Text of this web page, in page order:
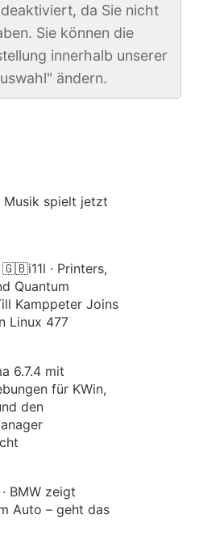
da Sie nicht
Sie können die
innerhalb unserer
ändern.
Musik spielt jetzt
· Printers,
Quantum
Kamppeter Joins
Linux 477
6.7.4 mit
für KWin,
den
BMW zeigt
Auto – geht das